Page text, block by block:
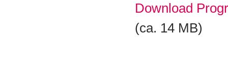
Download
(ca. 14 MB)